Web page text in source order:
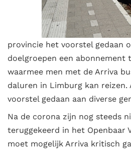
provincie het voorstel gedaan
doelgroepen een abonnement
waarmee men met de Arriva
daluren in Limburg kan
voorstel gedaan aan diverse
Na de corona zijn nog steeds
teruggekeerd in het Openbaar
moet mogelijk Arriva kritisch